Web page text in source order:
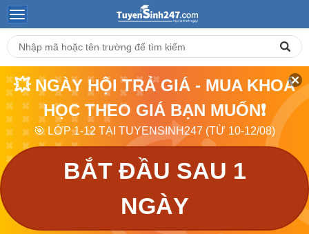
💥 NGÀY HỘI TRẢ GIÁ - MUA KHOÁ
HỌC THEO GIÁ BẠN MUỐN❗
🎯 LỚP 1-12 TẠI TUYENSINH247 (TỪ 10-12/08)
BẮT ĐẦU SAU 1
NGÀY